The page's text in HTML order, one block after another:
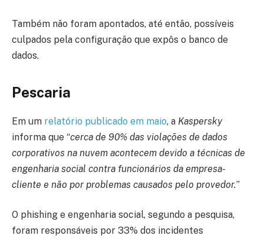
Também não foram apontados, até então, possíveis
culpados pela configuração que expôs o banco de
dados.
Pescaria
Em um relatório publicado em maio, a Kaspersky
informa que “cerca de 90% das violações de dados
corporativos na nuvem acontecem devido a técnicas de
engenharia social contra funcionários da empresa-
cliente e não por problemas causados pelo provedor.”
O phishing e engenharia social, segundo a pesquisa,
foram responsáveis por 33% dos incidentes